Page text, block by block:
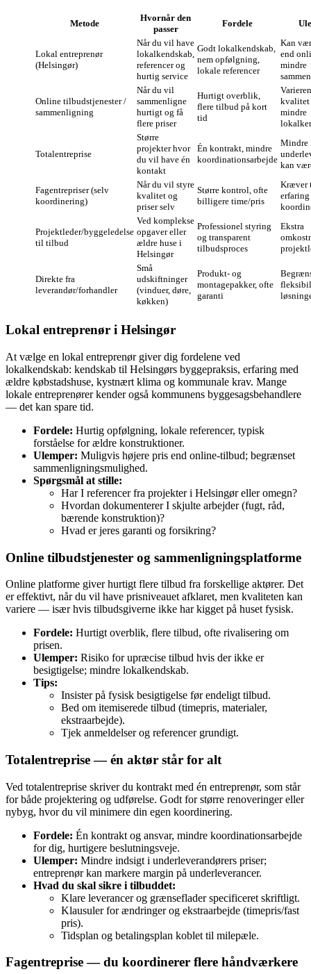
Metode
Hvornår den
passer
Fordele
Lokal entreprenør
(Helsingør)
Når du vil have
lokalkendskab,
referencer og
hurtig service
Godt lokalkendskab,
nem opfølgning,
lokale referencer
Kan
end
mindre
Online tilbudstjenester /
sammenligning
Når du vil
sammenligne
hurtigt og få
flere priser
Hurtigt overblik,
flere tilbud på kort
tid
kvalitet
mindre
Totalentreprise
Større
projekter hvor
du vil have én
kontakt
Én kontrakt, mindre
koordinationsarbejde
Mindre
kan
Fagentrepriser (selv
koordinering)
Når du vil styre
kvalitet og
priser selv
Større kontrol, ofte
billigere time/pris
Kræver
Projektleder/byggeledelse
til tilbud
Ved komplekse
opgaver eller
ældre huse i
Helsingør
Professionel styring
og transparent
tilbudsproces
Ekstra
Direkte fra
leverandør/forhandler
Små
udskiftninger
(vinduer, døre,
køkken)
Produkt- og
montagepakker, ofte
garanti
Lokal entreprenør i Helsingør
At vælge en lokal entreprenør giver dig fordelene ved
lokalkendskab: kendskab til Helsingørs byggepraksis, erfaring med
ældre købstadshuse, kystnært klima og kommunale krav. Mange
lokale entreprenører kender også kommunens byggesagsbehandlere
— det kan spare tid.
Fordele: Hurtig opfølgning, lokale referencer, typisk
forståelse for ældre konstruktioner.
Ulemper: Muligvis højere pris end online-tilbud; begrænset
sammenligningsmulighed.
Spørgsmål at stille:
Har I referencer fra projekter i Helsingør eller omegn?
Hvordan dokumenterer I skjulte arbejder (fugt, råd,
bærende konstruktion)?
Hvad er jeres garanti og forsikring?
Online tilbudstjenester og sammenligningsplatforme
Online platforme giver hurtigt flere tilbud fra forskellige aktører. Det
er effektivt, når du vil have prisniveauet afklaret, men kvaliteten kan
variere — især hvis tilbudsgiverne ikke har kigget på huset fysisk.
Fordele: Hurtigt overblik, flere tilbud, ofte rivalisering om
prisen.
Ulemper: Risiko for upræcise tilbud hvis der ikke er
besigtigelse; mindre lokalkendskab.
Tips:
Insister på fysisk besigtigelse før endeligt tilbud.
Bed om itemiserede tilbud (timepris, materialer,
ekstraarbejde).
Tjek anmeldelser og referencer grundigt.
Totalentreprise — én aktør står for alt
Ved totalentreprise skriver du kontrakt med én entreprenør, som står
for både projektering og udførelse. Godt for større renoveringer eller
nybyg, hvor du vil minimere din egen koordinering.
Fordele: Én kontrakt og ansvar, mindre koordinationsarbejde
for dig, hurtigere beslutningsveje.
Ulemper: Mindre indsigt i underleverandørers priser;
entreprenør kan markere margin på underleverancer.
Hvad du skal sikre i tilbuddet:
Klare leverancer og grænseflader specificeret skriftligt.
Klausuler for ændringer og ekstraarbejde (timepris/fast
pris).
Tidsplan og betalingsplan koblet til milepæle.
Fagentreprise — du koordinerer flere håndværkere